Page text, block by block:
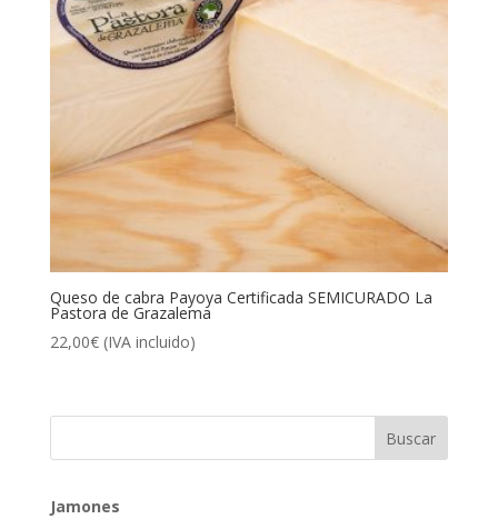
Queso de cabra Payoya Certificada SEMICURADO La
Pastora de Grazalema
22,00€ (IVA incluido)
Jamones